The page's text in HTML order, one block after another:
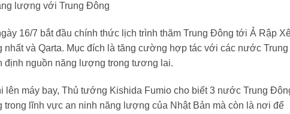
lượng với Trung Đông
16/7 bắt đầu chính thức lịch trình thăm Trung Đông tới Ả Rập
nhất và Qarta. Mục đích là tăng cường hợp tác với các nước Trung
định nguồn năng lượng trong tương lai.
lên máy bay, Thủ tướng Kishida Fumio cho biết 3 nước Trung
trong lĩnh vực an ninh năng lượng của Nhật Bản mà còn là nơi để